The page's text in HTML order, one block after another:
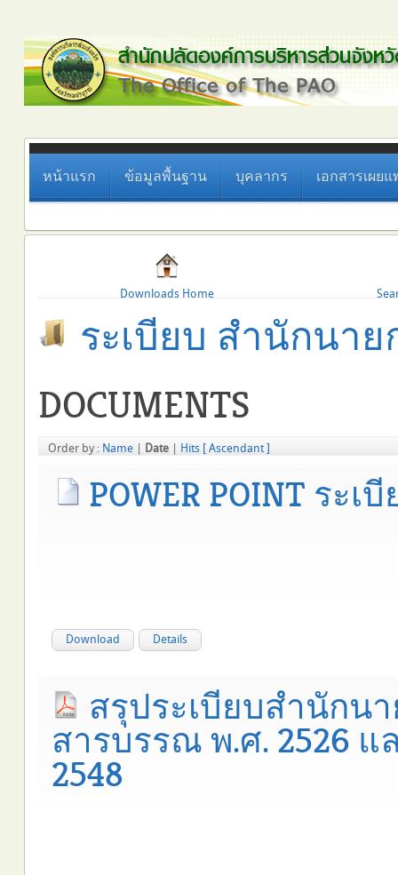
หน้าแรก ข้อมูลพื้นฐาน บุคลากร เอกสารเผยแ
Downloads Home
ระเบียบ สำนักนา
DOCUMENTS
Order by : Name Date Hits [ Ascendant ]
POWER POINT ระ
Download Details
สรุประเบียบสำนักน
สารบรรณ พ.ศ. 2526 แ
2548